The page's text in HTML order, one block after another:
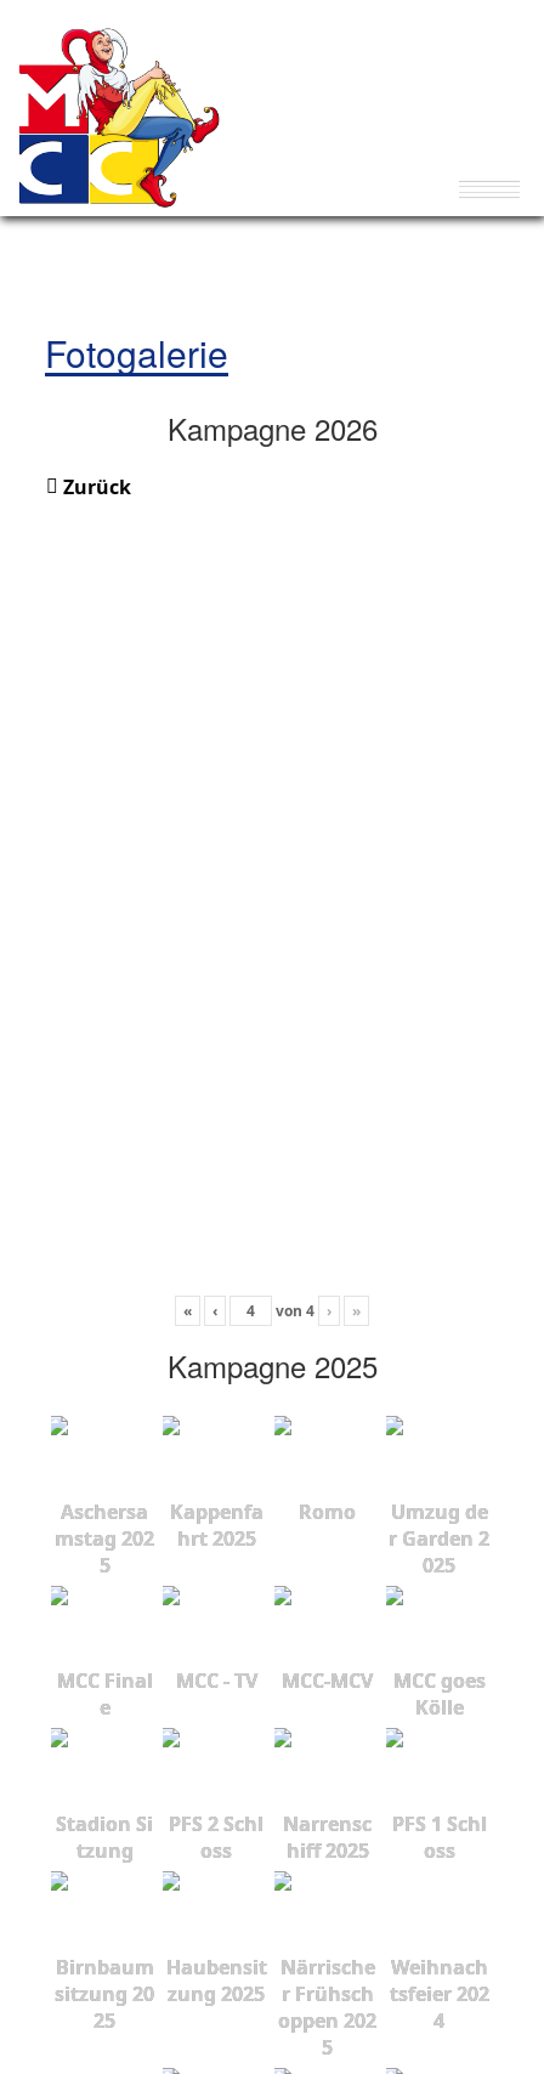
Fotogalerie
Kampagne 2026
Zurück
« ‹ von 4 › »
Kampagne 2025
Aschersa
mstag 202
5
Kappenfa
hrt 2025
Romo
Umzug de
r Garden 2
025
MCC Final
e
MCC - TV MCC-MCV
MCC goes
Kölle
Stadion Si
tzung
PFS 2 Schl
oss
Narrensc
hiff 2025
PFS 1 Schl
oss
Birnbaum
sitzung 20
25
Haubensit
zung 2025
Närrische
r Frühsch
oppen 202
5
Weihnach
tsfeier 202
4